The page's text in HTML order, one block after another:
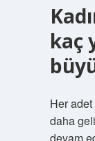
kaç
Her
daha